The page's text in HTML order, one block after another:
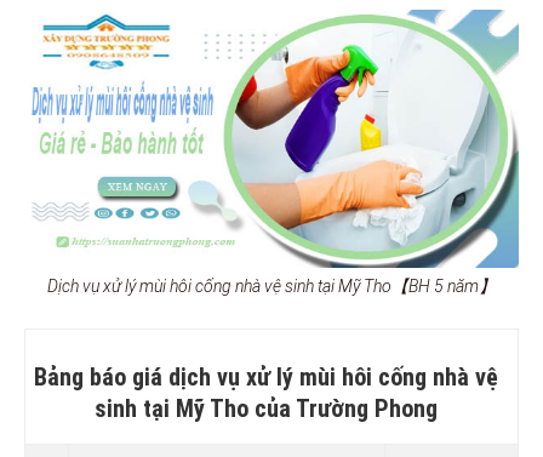
Dịch vụ xử lý mùi hôi cống nhà vệ sinh tại Mỹ Tho【BH 5 năm】
Bảng báo giá dịch vụ xử lý mùi hôi cống nhà vệ
sinh tại Mỹ Tho của Trường Phong